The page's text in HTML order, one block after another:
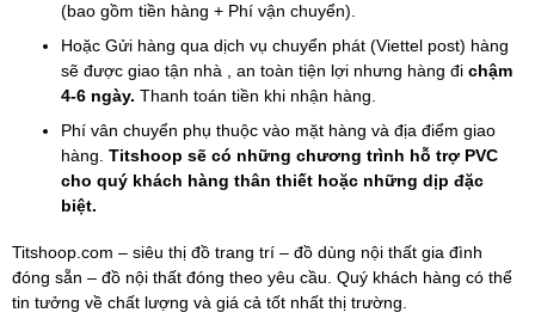
(bao gồm tiền hàng + Phí vận chuyển).
Hoặc Gửi hàng qua dịch vụ chuyển phát (Viettel post) hàng
sẽ được giao tận nhà , an toàn tiện lợi nhưng hàng đichậm
4-6 ngày.Thanh toán tiền khi nhận hàng.
Phí vân chuyển phụ thuộc vào mặt hàng và địa điểm giao
hàng.Titshoop sẽ có những chương trình hỗ trợ PVC
cho quý khách hàng thân thiết hoặc những dịp đặc
biệt.
Titshoop.com – siêu thị đồ trang trí – đồ dùng nội thất gia đình
đóng sẵn – đồ nội thất đóng theo yêu cầu. Quý khách hàng có thể
tin tưởng về chất lượng và giá cả tốt nhất thị trường.